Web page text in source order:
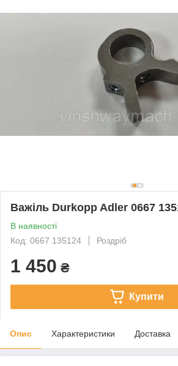
Важіль Durkopp Adler 0667
В наявності
Код: 0667 135124
Роздріб
1 450 ₴
Купити
Опис Характеристики Доставка